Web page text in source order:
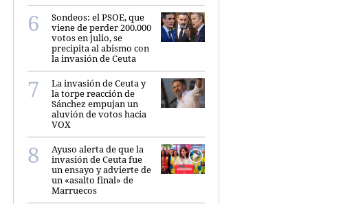
Sondeos: el PSOE, que
viene de perder 200.000
votos en julio, se
precipita al abismo con
la invasión de Ceuta
La invasión de Ceuta y
la torpe reacción de
Sánchez empujan un
aluvión de votos hacia
VOX
Ayuso alerta de que la
invasión de Ceuta fue
un ensayo y advierte de
un «asalto final» de
Marruecos